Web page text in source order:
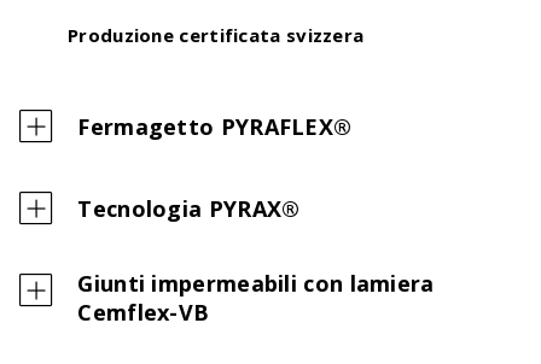
Produzione certificata svizzera
Fermagetto PYRAFLEX®
Tecnologia PYRAX®
Giunti impermeabili con lamiera
Cemflex-VB